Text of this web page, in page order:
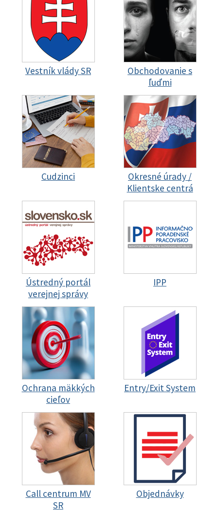
Vestník vlády SR
Obchodovanie s
ľuďmi
Cudzinci
Okresné úrady /
Klientske centrá
Ústredný portál
verejnej správy
IPP
Ochrana mäkkých
cieľov
Entry/Exit System
Call centrum MV
SR
Objednávky